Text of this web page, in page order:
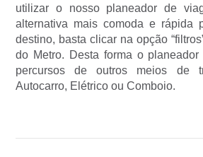
utilizar o nosso planeador de
alternativa mais comoda e rápida
destino, basta clicar na opção
do Metro. Desta forma o
percursos de outros meios de
Autocarro, Elétrico ou Comboio.